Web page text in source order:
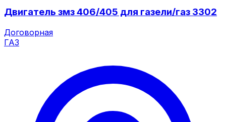
Двигатель змз 406/405 для газели/газ 3302
Договорная
ГАЗ